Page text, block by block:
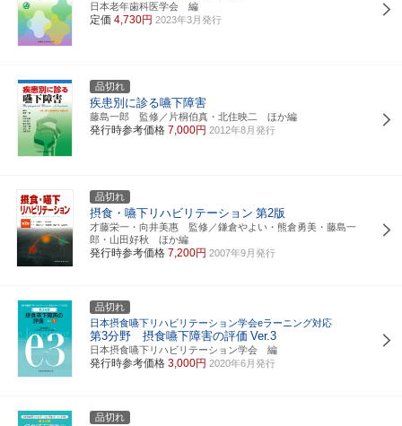
日本老年歯科医学会 編
定価 4,730円 2023年3月発行
品切れ
疾患別に診る嚥下障害
藤島一郎 監修／片桐伯真・北住映二 ほか編
発行時参考価格 7,000円 2012年8月発行
品切れ
摂食・嚥下リハビリテーション 第2版
才藤栄一・向井美惠 監修／鎌倉やよい・熊倉勇美・藤島一
郎・山田好秋 ほか編
発行時参考価格 7,200円 2007年9月発行
品切れ
日本摂食嚥下リハビリテーション学会eラーニング対応
第3分野 摂食嚥下障害の評価 Ver.3
日本摂食嚥下リハビリテーション学会 編
発行時参考価格 3,000円 2020年6月発行
品切れ